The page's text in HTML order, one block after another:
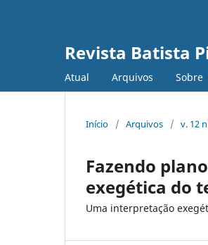
Revista Batista
Atual Arquivos Sobre
Início / Arquivos / v. 12
Fazendo
exegética do
Uma interpretação